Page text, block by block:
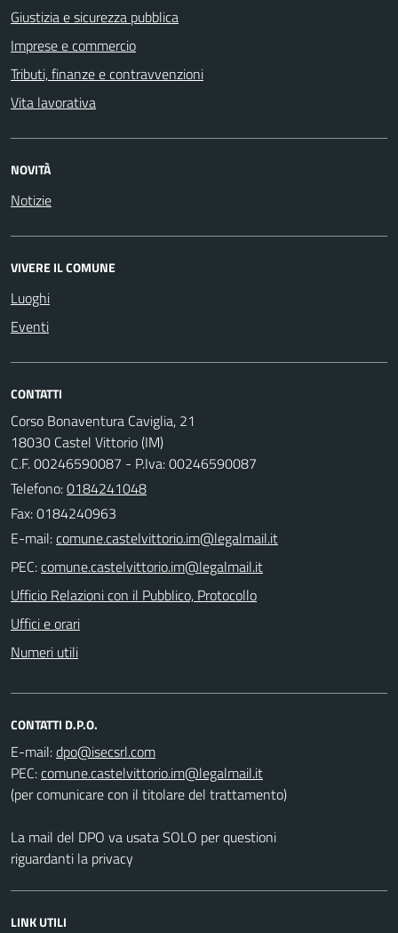
Giustizia e sicurezza pubblica
Imprese e commercio
Tributi, finanze e contravvenzioni
Vita lavorativa
NOVITÀ
Notizie
VIVERE IL COMUNE
Luoghi
Eventi
CONTATTI
Corso Bonaventura Caviglia, 21
18030 Castel Vittorio (IM)
C.F. 00246590087 - P.Iva: 00246590087
Telefono:0184241048
Fax: 0184240963
E-mail:
PEC:
Ufficio Relazioni con il Pubblico, Protocollo
Uffici e orari
Numeri utili
CONTATTI D.P.O.
E-mail:
PEC:
(per comunicare con il titolare del trattamento)
La mail del DPO va usata SOLO per questioni
riguardanti la privacy
LINK UTILI